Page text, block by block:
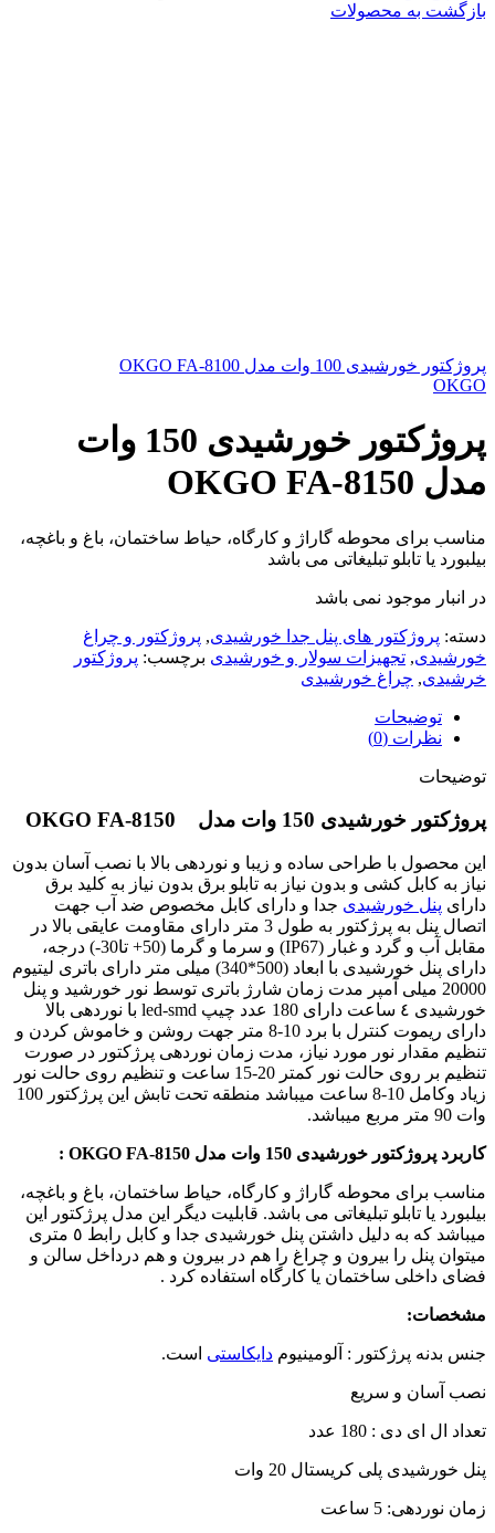
بازگشت به محصولات
پروژکتور خورشیدی 100 وات مدل OKGO FA-8100
OKGO
پروژکتور خورشیدی 150 وات
مدل OKGO FA-8150
مناسب براى محوطه گاراژ و كارگاه، حياط ساختمان، باغ و باغچه،
بيلبورد يا تابلو تبليغاتى می باشد
در انبار موجود نمی باشد
دسته: پروژکتور های پنل جدا خورشیدی, پروژکتور و چراغ
خورشیدی, تجهیزات سولار و خورشیدی برچسب: پروژکتور
خرشیدی, چراغ خورشیدی
توضیحات
نظرات (0)
توضیحات
پروژکتور خورشیدی 150 وات مدل OKGO FA-8150
اين محصول با طراحى ساده و زيبا و نوردهى بالا با نصب آسان بدون
نياز به كابل كشى و بدون نياز به تابلو برق بدون نياز به كليد برق
داراى پنل خورشيدى جدا و داراى كابل مخصوص ضد آب جهت
اتصال پنل به پرژكتور به طول 3 متر داراى مقاومت عايقى بالا در
مقابل آب و گرد و غبار (IP67) و سرما و گرما (50+ تا30-) درجه،
داراى پنل خورشيدى با ابعاد (500*340) ميلى متر داراى باترى ليتيوم
20000 ميلى آمپر مدت زمان شارژ باترى توسط نور خورشيد و پنل
خورشيدى ٤ ساعت داراى 180 عدد چيپ led-smd با نوردهى بالا
داراى ريموت كنترل با برد 10-8 متر جهت روشن و خاموش كردن و
تنظيم مقدار نور مورد نياز، مدت زمان نوردهى پرژكتور در صورت
تنظيم بر روى حالت نور كمتر 20-15 ساعت و تنظيم روى حالت نور
زياد وكامل 10-8 ساعت ميباشد منطقه تحت تابش اين پرژكتور 100
وات 90 متر مربع ميباشد.
كاربرد پروژکتور خورشیدی 150 وات مدل OKGO FA-8150 :
مناسب براى محوطه گاراژ و كارگاه، حياط ساختمان، باغ و باغچه،
بيلبورد يا تابلو تبليغاتى می باشد. قابليت ديگر اين مدل پرژكتور اين
ميباشد كه به دليل داشتن پنل خورشيدى جدا و كابل رابط ٥ مترى
ميتوان پنل را بيرون و چراغ را هم در بيرون و هم درداخل سالن و
فضاى داخلى ساختمان يا كارگاه استفاده كرد .
مشخصات:
جنس بدنه پرژكتور : آلومينيوم دايكاستى است.
نصب آسان و سریع
تعداد ال ای دی : 180 عدد
پنل خورشیدی پلی کریستال 20 وات
زمان نوردهی: 5 ساعت